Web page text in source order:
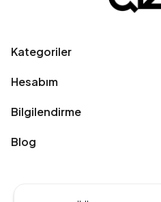
Kategoriler
Hesabım
Bilgilendirme
Blog